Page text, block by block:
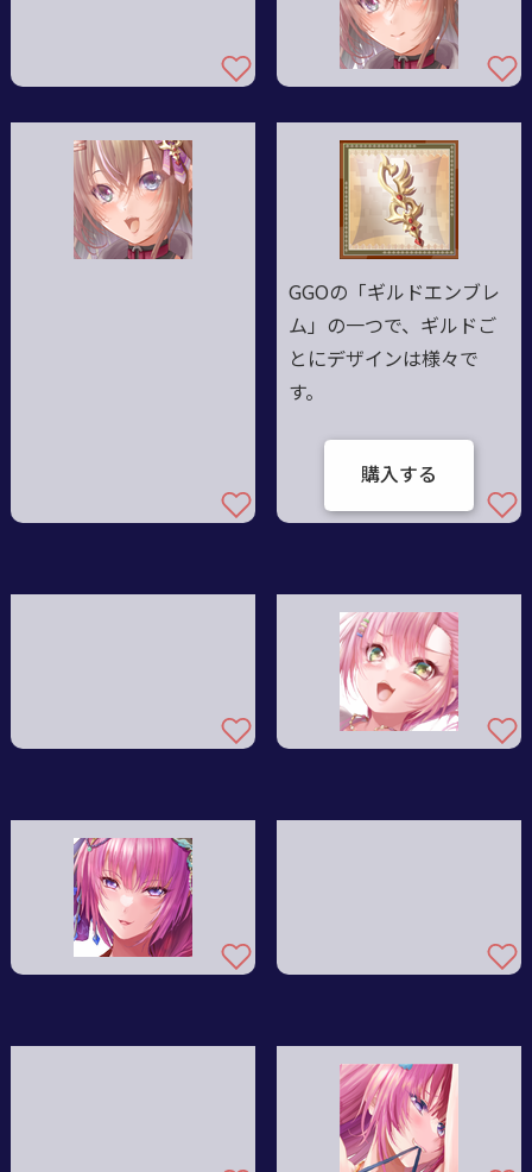
GGOの「ギルドエンブレ
ム」の一つで、ギルドご
とにデザインは様々で
す。
購入する